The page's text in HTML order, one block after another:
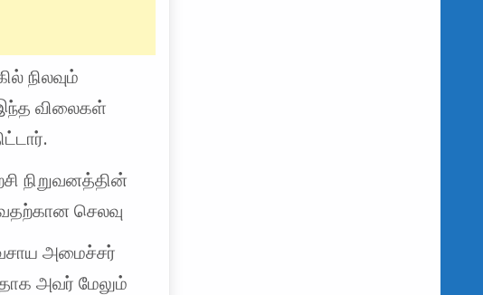
நிலவும்
விலைகள்
நிறுவனத்தின்
செலவு
அமைச்சர்
அவர் மேலும்